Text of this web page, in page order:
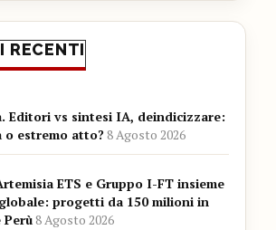
RECENTI
Editori vs sintesi IA, deindicizzare:
o estremo atto?8 Agosto 2026
ETS e Gruppo I-FT insieme
progetti da 150 milioni in
Perù8 Agosto 2026